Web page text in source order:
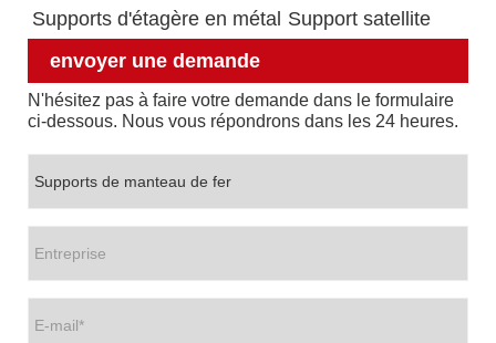
Supports d'étagère en métal Support satellite
envoyer une demande
N'hésitez pas à faire votre demande dans le formulaire
ci-dessous. Nous vous répondrons dans les 24 heures.